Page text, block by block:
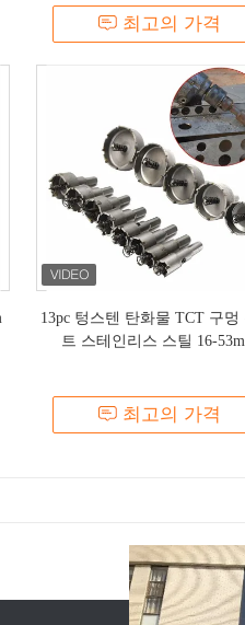
최고의 가격
13pc 텅스텐 탄화물 TCT 구멍
트 스테인리스 스틸 16-
최고의 가격